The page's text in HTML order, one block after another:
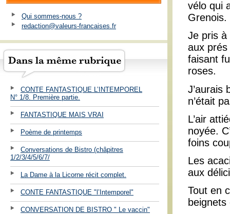
Qui sommes-nous ?
redaction@valeurs-francaises.fr
CONTE FANTASTIQUE L’INTEMPOREL
N° 1/8. Première partie.
FANTASTIQUE MAIS VRAI
Poème de printemps
Conversations de Bistro (châpitres
1/2/3/4/5/6/7/
La Dame à la Licorne récit complet.
CONTE FANTASTIQUE "l’Intemporel"
CONVERSATION DE BISTRO " Le vaccin"
vélo qui
Grenois.
Je pris à
aux prés
faisant
roses.
J’aurais
n’était
L’air
noyée.
foins
Les
aux
Tout en